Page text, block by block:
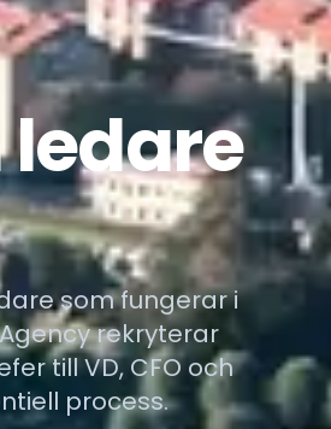
som fungerar i
rekryterar
till VD, CFO och
process.